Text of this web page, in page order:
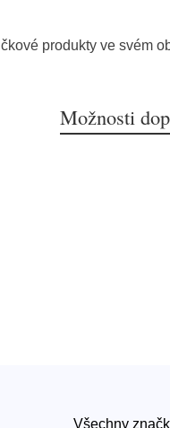
produkty ve svém
Možnosti
Všechny